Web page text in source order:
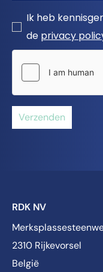
Ik heb
de privacy
Verzenden
RDK NV
2310 Rijkevorsel
België